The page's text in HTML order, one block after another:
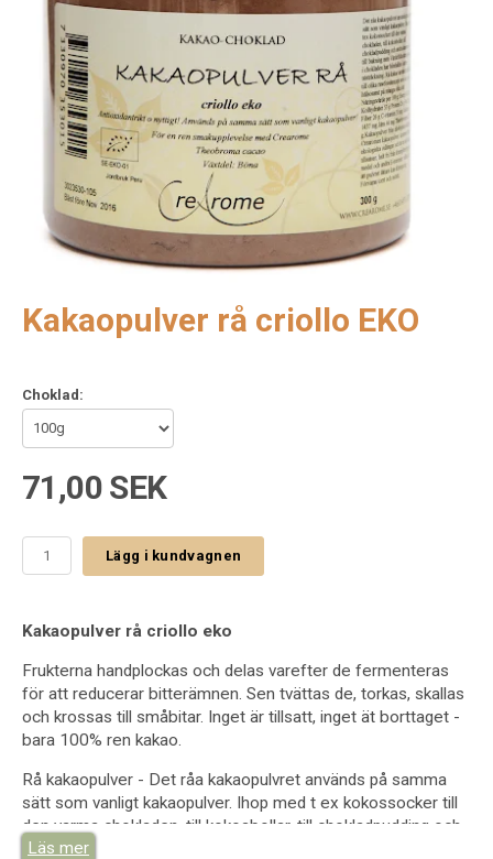
Kakaopulver rå criollo EKO
Choklad:
71,00 SEK
Lägg i kundvagnen
Kakaopulver rå criollo eko
Frukterna handplockas och delas varefter de fermenteras
för att reducerar bitterämnen. Sen tvättas de, torkas, skallas
och krossas till småbitar. Inget är tillsatt, inget ät borttaget -
bara 100% ren kakao.
Rå kakaopulver - Det råa kakaopulvret används på samma
sätt som vanligt kakaopulver. Ihop med t ex kokossocker till
den varma chokladen, till kokosbollar, till chokladpudding och
andra desserter
Läs mer